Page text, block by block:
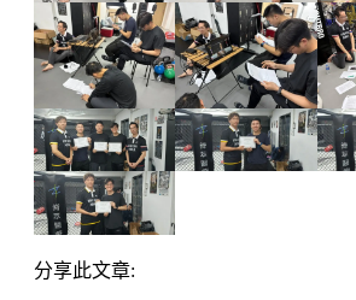
分享此文章: